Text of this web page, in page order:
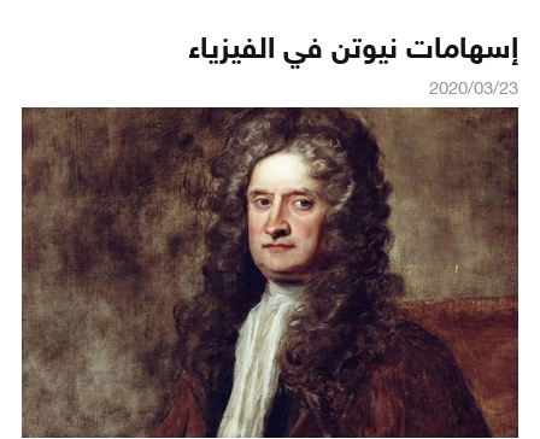
إسهامات نيوتن في الفيزياء
2020/03/23